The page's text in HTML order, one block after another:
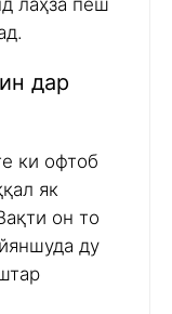
дар
ки офтоб
як
он то
ду